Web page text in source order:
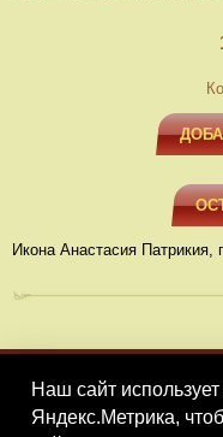
Икона Анастасия Патрикия,
МЕНЮ
КАТАЛОГ ТОВАРОВ
Наш сайт
Яндекс.Метрика,